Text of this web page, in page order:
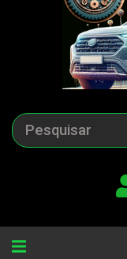
Alternar